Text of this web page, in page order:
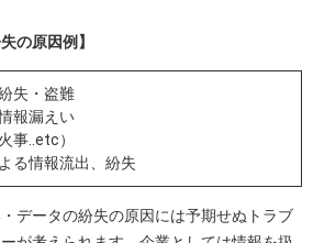
の原因例】
失・盗難
報漏えい
事..etc）
る情報流出、紛失
データの紛失の原因には予期せぬトラブ